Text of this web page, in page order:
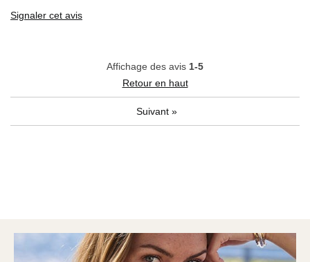
Signaler cet avis
Affichage des avis 1-5
Retour en haut
Suivant »